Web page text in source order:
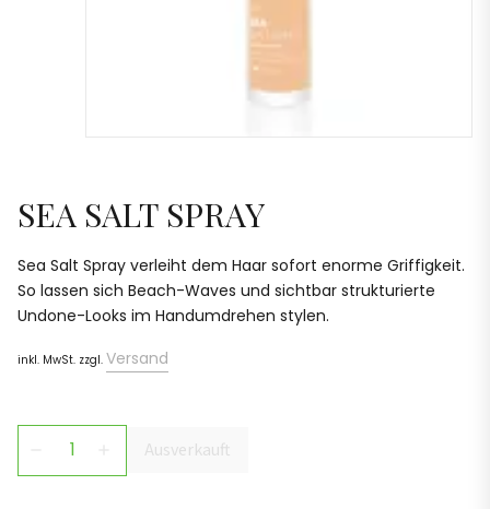
SEA SALT SPRAY
Sea Salt Spray verleiht dem Haar sofort enorme Griffigkeit.
So lassen sich Beach-Waves und sichtbar strukturierte
Undone-Looks im Handumdrehen stylen.
inkl. MwSt. zzgl. Versand
Ausverkauft